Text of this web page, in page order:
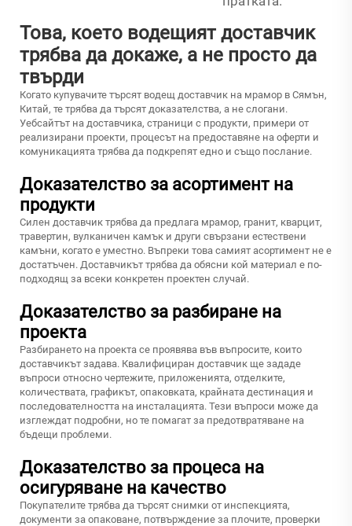
Това, което водещият доставчик
трябва да докаже, а не просто да
твърди
Когато купувачите търсят водещ доставчик на мрамор в Сямън,
Китай, те трябва да търсят доказателства, а не слогани.
Уебсайтът на доставчика, страници с продукти, примери от
реализирани проекти, процесът на предоставяне на оферти и
комуникацията трябва да подкрепят едно и също послание.
Доказателство за асортимент на
продукти
Силен доставчик трябва да предлага мрамор, гранит, кварцит,
травертин, вулканичен камък и други свързани естествени
камъни, когато е уместно. Въпреки това самият асортимент не е
достатъчен. Доставчикът трябва да обясни кой материал е по-
подходящ за всеки конкретен проектен случай.
Доказателство за разбиране на
проекта
Разбирането на проекта се проявява във въпросите, които
доставчикът задава. Квалифициран доставчик ще зададе
въпроси относно чертежите, приложенията, отделките,
количествата, графикът, опаковката, крайната дестинация и
последователността на инсталацията. Тези въпроси може да
изглеждат подробни, но те помагат за предотвратяване на
бъдещи проблеми.
Доказателство за процеса на
осигуряване на качество
Покупателите трябва да търсят снимки от инспекцията,
документи за опаковане, потвърждение за плочите, проверки